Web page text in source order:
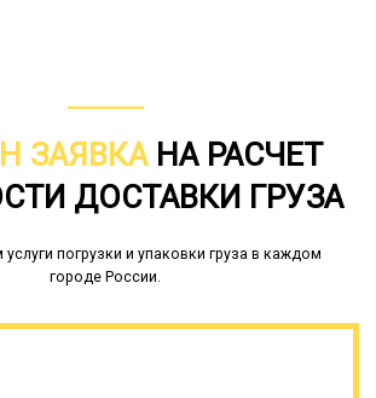
ЗАЯВКАНА РАСЧЕТ
ДОСТАВКИ ГРУЗА
погрузки и упаковки груза в каждом
городе России.